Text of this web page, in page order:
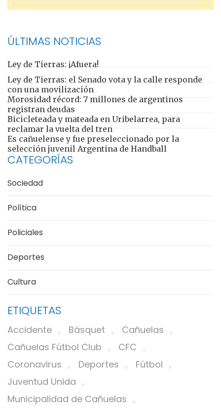
ÚLTIMAS NOTICIAS
Ley de Tierras: ¡Afuera!
Ley de Tierras: el Senado vota y la calle responde
con una movilización
Morosidad récord: 7 millones de argentinos
registran deudas
Bicicleteada y mateada en Uribelarrea, para
reclamar la vuelta del tren
Es cañuelense y fue preseleccionado por la
selección juvenil Argentina de Handball
CATEGORÍAS
Sociedad
Política
Policiales
Deportes
Cultura
ETIQUETAS
Accidente Básquet
Cañuelas
Cañuelas Fútbol Club
CFC
Coronavirus
Deportes
Fútbol
Juventud Unida
Municipalidad de Cañuelas